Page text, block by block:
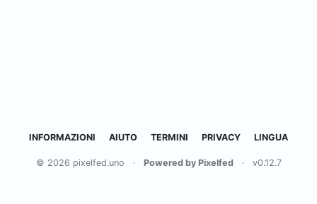
INFORMAZIONI AIUTO TERMINI PRIVACY LINGUA
© 2026 pixelfed.uno · Powered by Pixelfed · v0.12.7